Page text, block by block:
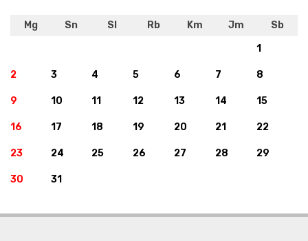
Mg Sn Sl Rb Km Jm
Sb
1
2 3 4 5 6 7 8
9 10 11 12 13 14 15
16 17 18 19 20 21 22
23 24 25 26 27 28 29
30 31